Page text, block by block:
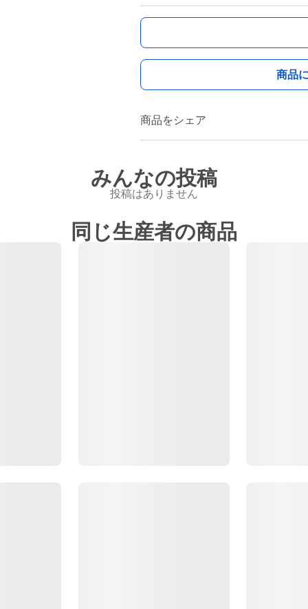
商品
商品をシェア
みんなの投稿
投稿はありません
同じ生産者の商品